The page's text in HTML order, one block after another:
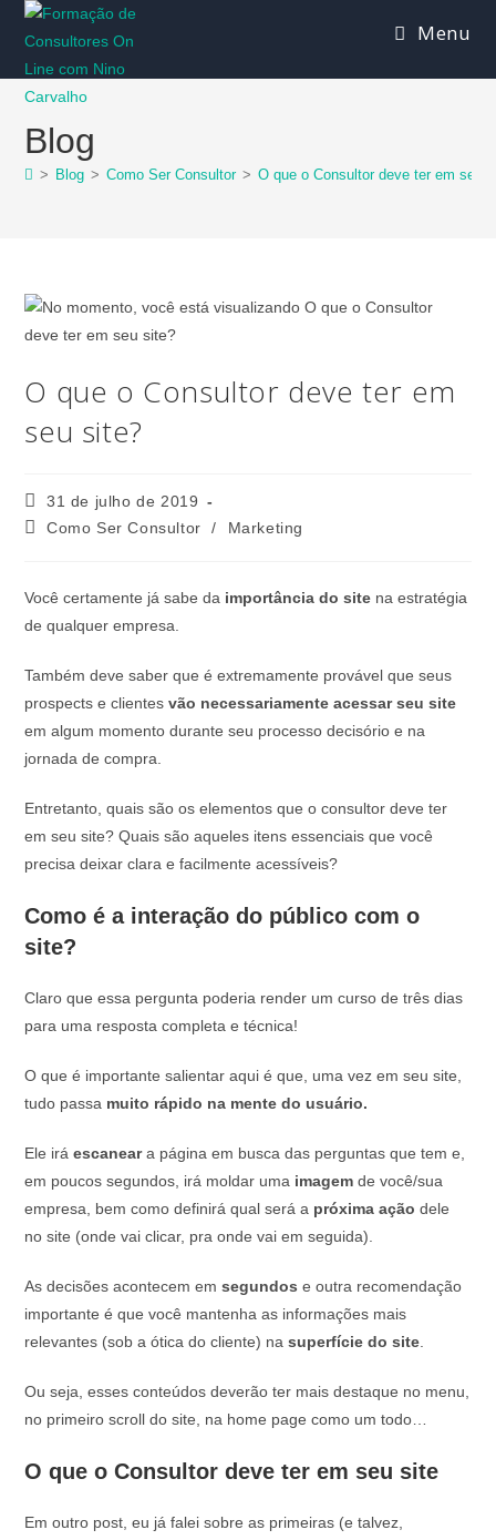
Menu
Blog
> Blog > Como Ser Consultor > O que o Consultor deve ter em seu
O que o Consultor deve ter em
seu site?
31 de julho de 2019
Como Ser Consultor
/ Marketing
Você certamente já sabe da importância do site na estratégia
de qualquer empresa.
Também deve saber que é extremamente provável que seus
prospects e clientesvão necessariamente acessar seu site
em algum momento durante seu processo decisório e na
jornada de compra.
Entretanto, quais são os elementos que o consultor deve ter
em seu site? Quais são aqueles itens essenciais que você
precisa deixar clara e facilmente acessíveis?
Como é a interação do público com o
site?
Claro que essa pergunta poderia render um curso de três dias
para uma resposta completa e técnica!
O que é importante salientar aqui é que, uma vez em seu site,
tudo passa muito rápido na mente do usuário.
Ele iráescaneara página em busca das perguntas que tem e,
em poucos segundos, irá moldar uma imagem de você/sua
empresa, bem como definirá qual será a próxima ação dele
no site (onde vai clicar, pra onde vai em seguida).
As decisões acontecem emsegundos e outra recomendação
importante é que você mantenha as informações mais
relevantes (sob a ótica do cliente) nasuperfície do site
Ou seja, esses conteúdos deverão ter mais destaque no menu,
no primeiro scroll do site, na home page como um todo…
O que o Consultor deve ter em seu site
Em outro post, eu já falei sobre as primeiras (e talvez,